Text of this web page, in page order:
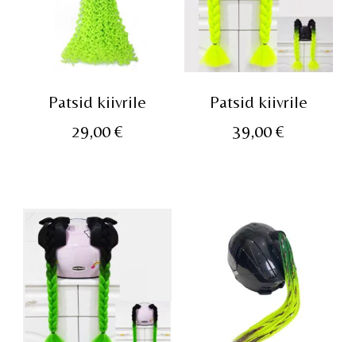
Patsid kiivrile
29,00€
Patsid kiivrile
39,00 €